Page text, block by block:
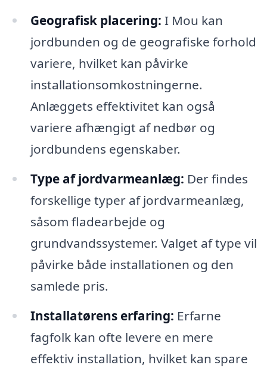
Geografisk placering: I Mou kan
jordbunden og de geografiske forhold
variere, hvilket kan påvirke
installationsomkostningerne.
Anlæggets effektivitet kan også
variere afhængigt af nedbør og
jordbundens egenskaber.
Type af jordvarmeanlæg: Der findes
forskellige typer af jordvarmeanlæg,
såsom fladearbejde og
grundvandssystemer. Valget af type vil
påvirke både installationen og den
samlede pris.
Installatørens erfaring: Erfarne
fagfolk kan ofte levere en mere
effektiv installation, hvilket kan spare